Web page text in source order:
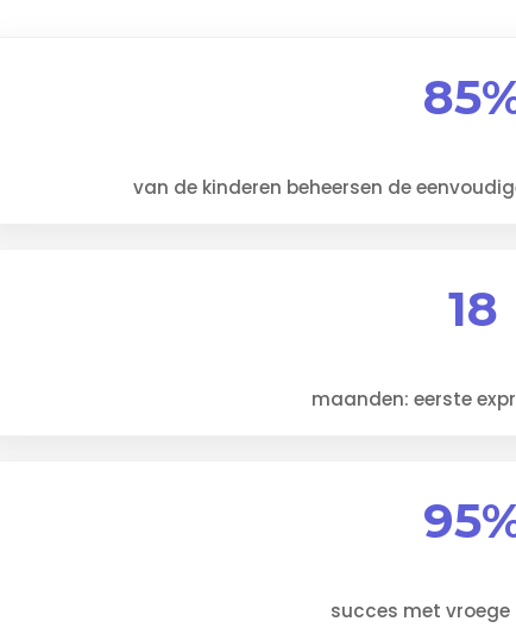
van de kinderen beheersen de
18
maanden: eerste
succes met